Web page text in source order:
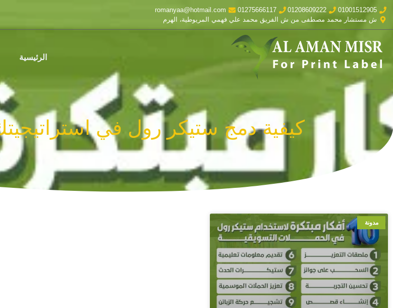
01001512905
01208609222
01275666117
romanyaa@hotmail.com
ش مستشار محمد مصطفى من ش الفريق محمد علي فهمي المريوطية، الهرم
الرئيسية
كيفية دمج ستيكر رول في
مدونة